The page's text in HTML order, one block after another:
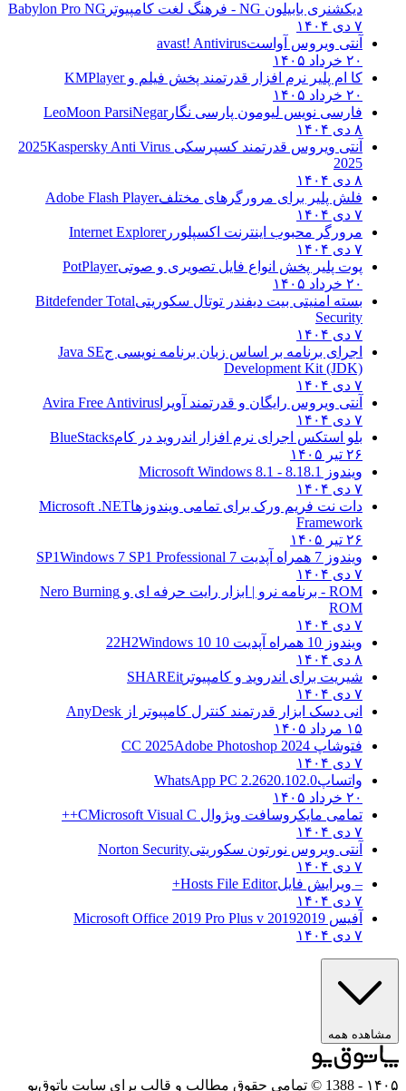
دیکشنری بابیلون NG - فرهنگ لغت کامپیوتر
Babylon Pro NG
۷ دی ۱۴۰۴
آنتی ویروس آواستavast! Antivirus
۲۰ خرداد ۱۴۰۵
کا ام پلیر نرم افزار قدرتمند پخش فیلم وKMPlayer
۲۰ خرداد ۱۴۰۵
فارسی نویس لیومون پارسی نگارLeoMoon ParsiNegar
۸ دی ۱۴۰۴
آنتی ویروس قدرتمند کسپرسکی 2025 Kaspersky Anti Virus
2025
۸ دی ۱۴۰۴
فلش پلیر برای مرورگرهای مختلفAdobe Flash Player
۷ دی ۱۴۰۴
مرورگر محبوب اینترنت اکسپلوررInternet Explorer
۷ دی ۱۴۰۴
پوت پلیر پخش انواع فایل تصویری و صوتیPotPlayer
۲۰ خرداد ۱۴۰۵
بسته امنیتی بیت دیفندر توتال سکوریتیBitdefender Total
Security
۷ دی ۱۴۰۴
اجرای برنامه بر اساس زبان برنامه نویسی جJava SE
Development Kit (JDK)
۷ دی ۱۴۰۴
آنتی ویروس رایگان و قدرتمند آویرا Avira Free Antivirus
۷ دی ۱۴۰۴
بلو استکس اجرای نرم افزار اندروید در کامBlueStacks
۲۶ تیر ۱۴۰۵
ویندوز 8.1
8.1 - Microsoft Windows 8.1
۷ دی ۱۴۰۴
دات نت فریم ورک برای تمامی ویندوزهاMicrosoft .NET
Framework
۲۶ تیر ۱۴۰۵
ویندوز 7 همراه آپدیت 7 SP1
Windows 7 SP1 Professional
۷ دی ۱۴۰۴
ROM - برنامه نرو | ابزار رایت حرفه ای و
Nero Burning
ROM
۷ دی ۱۴۰۴
ویندوز 10 همراه آپدیت 10 22H2
Windows 10
۸ دی ۱۴۰۴
شیریت برای اندروید و کامپیوتر SHAREit
۷ دی ۱۴۰۴
انی دسک ابزار قدرتمند کنترل کامپیوتر از AnyDesk
۱۵ مرداد ۱۴۰۵
فتوشاپ CC 2025 Adobe Photoshop 2024
۷ دی ۱۴۰۴
واتساپWhatsApp PC 2.2620.102.0
۲۰ خرداد ۱۴۰۵
تمامی مایکروسافت ویژوال C Microsoft Visual C++
۷ دی ۱۴۰۴
آنتی ویروس نورتون سکوریتیNorton Security
۷ دی ۱۴۰۴
– ویرایش فایلHosts File Editor+
۷ دی ۱۴۰۴
آفیس 2019 2019 Microsoft Office 2019 Pro Plus v
۷ دی ۱۴۰۴
مشاهده همه
۱۴۰۵ - 1388 © تمامی حقوق مطالب و قالب برای سایت پاتوق‌یو